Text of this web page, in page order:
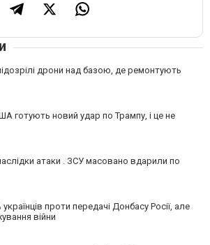
дрони над базою, де ремонтують
готують новий удар по Трампу, і це не
атаки . ЗСУ масовано вдарили по
проти передачі Донбасу Росії, але
війни